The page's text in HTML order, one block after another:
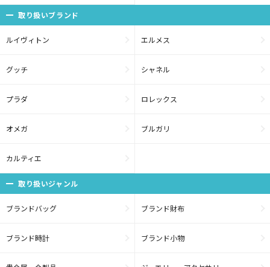
取り扱いブランド
ルイヴィトン エルメス
グッチ シャネル
プラダ ロレックス
オメガ ブルガリ
カルティエ
取り扱いジャンル
ブランドバッグ ブランド財布
ブランド時計 ブランド小物